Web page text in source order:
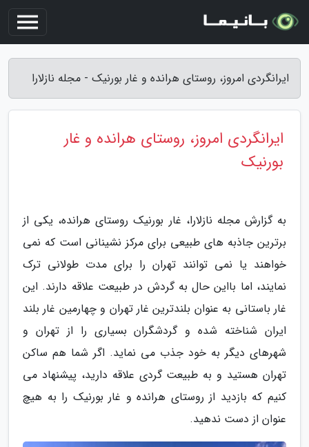
ایرانگردی امروز، روستای هرانده و غار بورنیک - مجله نازلارا
ایرانگردی امروز، روستای هرانده و غار
بورنیک
به گزارش مجله نازلارا، غار بورنیک روستای هرانده، یکی از
برترین جاذبه های طبیعی برای مرکز نشینانی است که نمی
خواهند یا نمی توانند تهران را برای مدت طولانی ترک
نمایند، اما بااین حال به گردش در طبیعت علاقه دارند. این
غار باستانی به عنوان بلندترین غار تهران و چهارمین غار بلند
ایران شناخته شده و گردشگران بسیاری را از تهران و
شهرهای دیگر به خود جذب می نماید. اگر شما هم ساکن
تهران هستید و به طبیعت گردی علاقه دارید، پیشنهاد می
کنیم که بازدید از روستای هرانده و غار بورنیک را به هیچ
عنوان از دست ندهید.